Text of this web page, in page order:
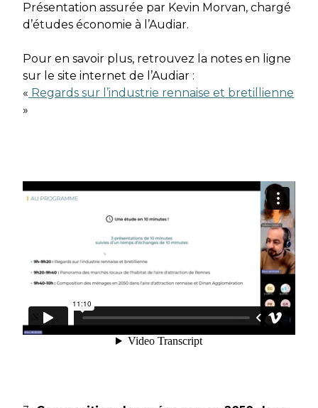
Présentation assurée par Kevin Morvan, chargé
d’études économie à l’Audiar.
Pour en savoir plus, retrouvez la notes en ligne
sur le site internet de l’Audiar :
« Regards sur l’industrie rennaise et bretillienne
»